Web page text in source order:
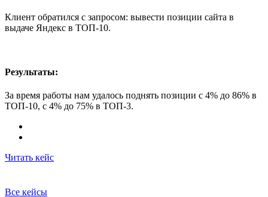
Клиент обратился с запросом: вывести позиции сайта в
выдаче Яндекс в ТОП-10.
Результаты:
За время работы нам удалось поднять позиции с 4% до 86% в
ТОП-10, с 4% до 75% в ТОП-3.
Читать кейс
Все кейсы